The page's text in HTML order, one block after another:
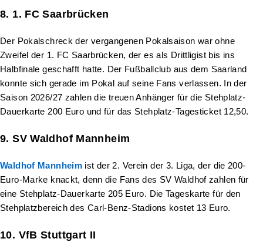
8. 1. FC Saarbrücken
Der Pokalschreck der vergangenen Pokalsaison war ohne
Zweifel der 1. FC Saarbrücken, der es als Drittligist bis ins
Halbfinale geschafft hatte. Der Fußballclub aus dem Saarland
konnte sich gerade im Pokal auf seine Fans verlassen. In der
Saison 2026/27 zahlen die treuen Anhänger für die Stehplatz-
Dauerkarte 200 Euro und für das Stehplatz-Tagesticket 12,50.
9. SV Waldhof Mannheim
Waldhof Mannheim ist der 2. Verein der 3. Liga, der die 200-
Euro-Marke knackt, denn die Fans des SV Waldhof zahlen für
eine Stehplatz-Dauerkarte 205 Euro. Die Tageskarte für den
Stehplatzbereich des Carl-Benz-Stadions kostet 13 Euro.
10. VfB Stuttgart II